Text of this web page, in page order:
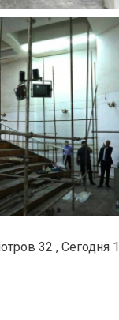
32 , Сегодня 1